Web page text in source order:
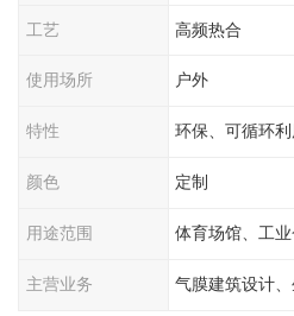
工艺 高频热合
使用场所 户外
特性 环保、可循环利
颜色 定制
用途范围 体育场馆、工
主营业务 气膜建筑设计